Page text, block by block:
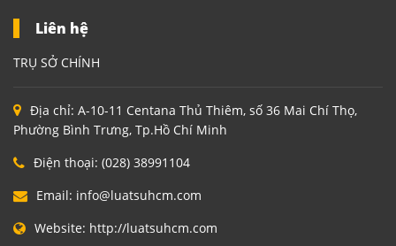
Liên hệ
TRỤ SỞ CHÍNH
Địa chỉ: A-10-11 Centana Thủ Thiêm, số 36 Mai Chí Thọ,
Phường Bình Trưng, Tp.Hồ Chí Minh
Điện thoại: (028) 38991104
Email: info@luatsuhcm.com
Website: http://luatsuhcm.com